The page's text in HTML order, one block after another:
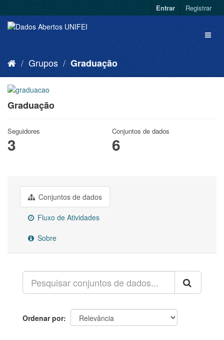
Entrar Registrar
Grupos Graduação
Graduação
Seguidores
3
Conjuntos de dados
6
Conjuntos de dados
Fluxo de Atividades
Sobre
Ordenar por